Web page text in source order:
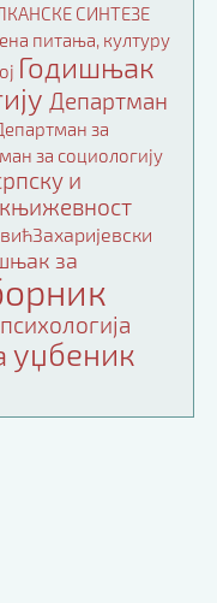
СИНТЕЗЕ
питања, културу
Годишњак
Департман
за
за социологију
и
за
психологија
уџбеник